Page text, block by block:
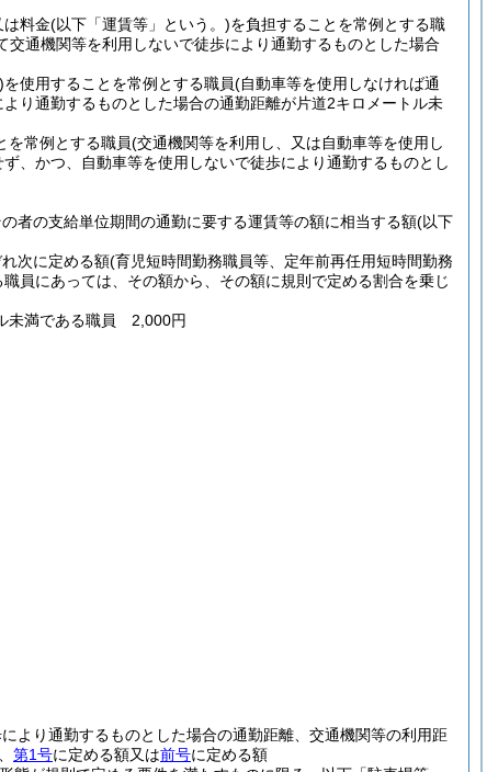
は料金(以下「運賃等」という。)を負担することを常例とする職
通機関等を利用しないで徒歩により通勤するものとした場合
を使用することを常例とする職員(自動車等を使用しなければ通
り通勤するものとした場合の通勤距離が片道2キロメートル未
を常例とする職員(交通機関等を利用し、又は自動車等を使用し
、かつ、自動車等を使用しないで徒歩により通勤するものとし
者の支給単位期間の通勤に要する運賃等の額に相当する額(以下
次に定める額(育児短時間勤務職員等、定年前再任用短時間勤務
員にあっては、その額から、その額に規則で定める割合を乗じ
未満である職員 2,000円
り通勤するものとした場合の通勤距離、交通機関等の利用距
第1号に定める額又は前号に定める額